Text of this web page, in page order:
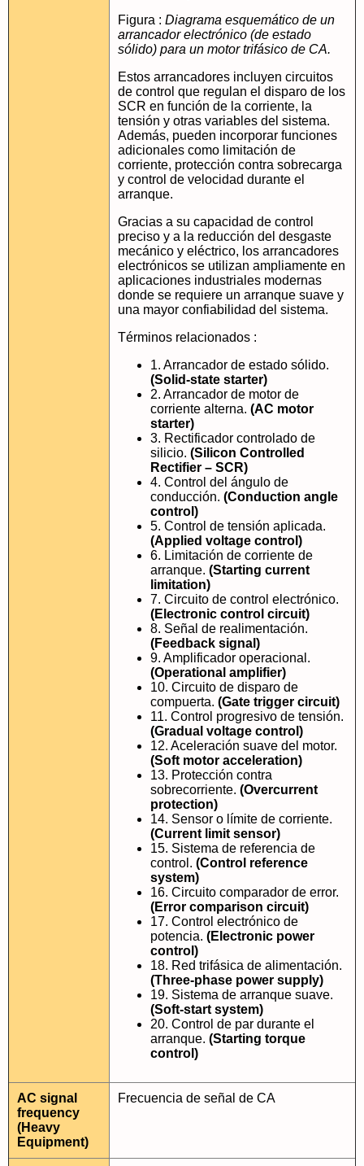
Figura : Diagrama esquemático de un
arrancador electrónico (de estado
sólido) para un motor trifásico de CA.
Estos arrancadores incluyen circuitos
de control que regulan el disparo de los
SCR en función de la corriente, la
tensión y otras variables del sistema.
Además, pueden incorporar funciones
adicionales como limitación de
corriente, protección contra sobrecarga
y control de velocidad durante el
arranque.
Gracias a su capacidad de control
preciso y a la reducción del desgaste
mecánico y eléctrico, los arrancadores
electrónicos se utilizan ampliamente en
aplicaciones industriales modernas
donde se requiere un arranque suave y
una mayor confiabilidad del sistema.
Términos relacionados :
1. Arrancador de estado sólido.
(Solid-state starter)
2. Arrancador de motor de
corriente alterna. (AC motor
starter)
3. Rectificador controlado de
silicio. (Silicon Controlled
Rectifier – SCR)
4. Control del ángulo de
conducción. (Conduction angle
control)
5. Control de tensión aplicada.
(Applied voltage control)
6. Limitación de corriente de
arranque. (Starting current
limitation)
7. Circuito de control electrónico.
(Electronic control circuit)
8. Señal de realimentación.
(Feedback signal)
9. Amplificador operacional.
(Operational amplifier)
10. Circuito de disparo de
compuerta. (Gate trigger circuit)
11. Control progresivo de tensión.
(Gradual voltage control)
12. Aceleración suave del motor.
(Soft motor acceleration)
13. Protección contra
sobrecorriente. (Overcurrent
protection)
14. Sensor o límite de corriente.
(Current limit sensor)
15. Sistema de referencia de
control. (Control reference
system)
16. Circuito comparador de error.
(Error comparison circuit)
17. Control electrónico de
potencia. (Electronic power
control)
18. Red trifásica de alimentación.
(Three-phase power supply)
19. Sistema de arranque suave.
(Soft-start system)
20. Control de par durante el
arranque. (Starting torque
control)
AC signal
frequency
(Heavy
Equipment)
Frecuencia de señal de CA